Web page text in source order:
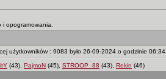
opogramowania.
użytkowników : 9083 było 26-09-2024 o godzinie 06:34.
(43), PajmoN (45), STROOP_88 (43), Rekin (46)